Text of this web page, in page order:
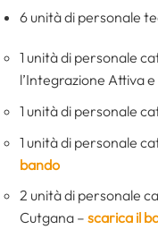
6 unità di personale
1 unità di personale
l’Integrazione Attiva
1 unità di personale
1 unità di personale
bando
2 unità di personale
Cutgana – scarica il